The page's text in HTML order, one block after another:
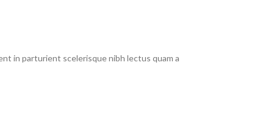
in parturient scelerisque nibh lectus quam a